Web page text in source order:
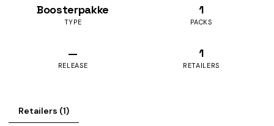
Boosterpakke
TYPE
1
PACKS
—
RELEASE
1
RETAILERS
Retailers (1)